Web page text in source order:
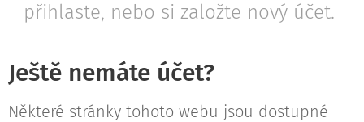
přihlaste, nebo si založte nový účet.
Ještě nemáte účet?
Některé stránky tohoto webu jsou dostupné